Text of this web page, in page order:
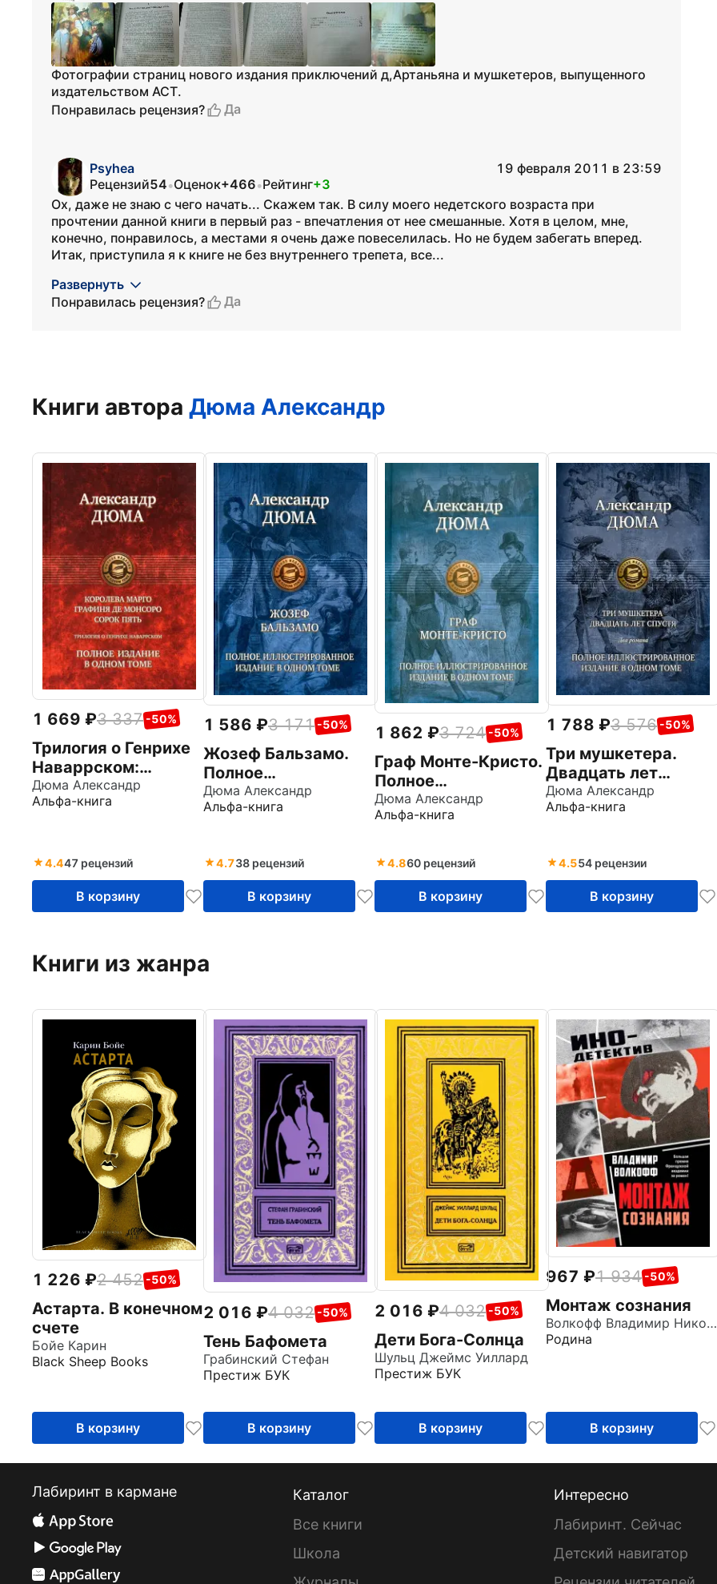
Фотографии страниц нового издания приключений д,Артаньяна и мушкетеров, выпущенного
издательством АСТ.
Понравилась рецензия?
Да
Psyhea
19 февраля 2011 в 23:59
Рецензий54•Оценок+466•Рейтинг+3
Ох, даже не знаю с чего начать... Скажем так. В силу моего недетского возраста при
прочтении данной книги в первый раз - впечатления от нее смешанные. Хотя в целом, мне,
конечно, понравилось, а местами я очень даже повеселилась. Но не будем забегать вперед.
Итак, приступила я к книге не без внутреннего трепета, все...
Развернуть
Понравилась рецензия?
Да
Книги автора Дюма Александр
1 669 3 337 -50%
Трилогия о Генрихе
Наваррском:
Королева Марго.
Графиня де
Дюма Александр
Альфа-книга
4.447 рецензий
В корзину
1 586 3 171 -50%
Жозеф Бальзамо.
Полное
иллюстрированное
издание в одном
Дюма Александр
Альфа-книга
4.738 рецензий
В корзину
1 862 3 724 -50%
Граф Монте-Кристо.
Полное
иллюстрированное
издание в одном
Дюма Александр
Альфа-книга
4.860 рецензий
В корзину
1 788 3 576 -50%
Три мушкетера.
Двадцать лет
спустя
Дюма Александр
Альфа-книга
4.554 рецензии
В корзину
Книги из жанра
1 226 2 452 -50%
Астарта. В конечном
счете
Бойе Карин
Black Sheep Books
В корзину
2 016 4 032 -50%
Тень Бафомета
Грабинский Стефан
Престиж БУК
В корзину
2 016 4 032 -50%
Дети Бога-Солнца
Шульц Джеймс Уиллард
Престиж БУК
В корзину
967 1 934 -50%
Монтаж сознания
Волкофф Владимир Николаевич
Родина
В корзину
Лабиринт в кармане
Каталог
Все книги
Школа
Интересно
Лабиринт. Сейчас
Детский навигатор